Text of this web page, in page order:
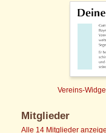
Vereins-
Mitglieder
Alle 14 Mitglieder